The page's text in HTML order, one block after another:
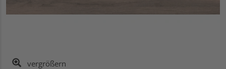
vergrößern